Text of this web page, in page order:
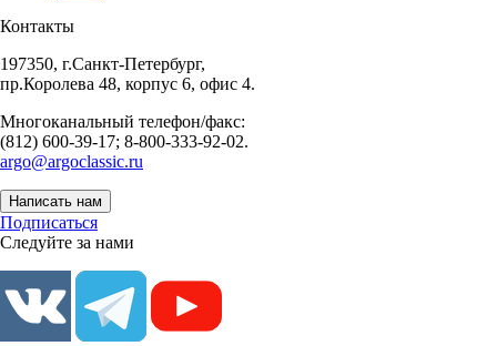
Контакты
197350, г.Санкт-Петербург,
пр.Королева 48, корпус 6, офис 4.
Многоканальный телефон/факс:
(812) 600-39-17; 8-800-333-92-02.
argo@argoclassic.ru
Написать нам
Подписаться
Следуйте за нами